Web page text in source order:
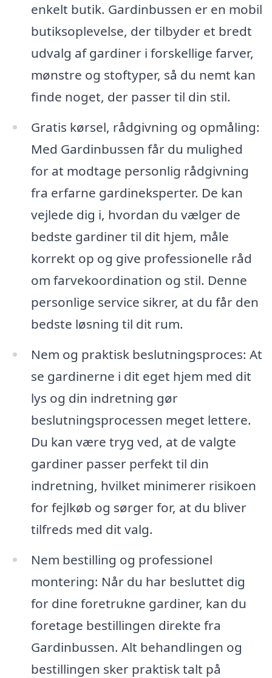
enkelt butik. Gardinbussen er en mobil
butiksoplevelse, der tilbyder et bredt
udvalg af gardiner i forskellige farver,
mønstre og stoftyper, så du nemt kan
finde noget, der passer til din stil.
Gratis kørsel, rådgivning og opmåling:
Med Gardinbussen får du mulighed
for at modtage personlig rådgivning
fra erfarne gardineksperter. De kan
vejlede dig i, hvordan du vælger de
bedste gardiner til dit hjem, måle
korrekt op og give professionelle råd
om farvekoordination og stil. Denne
personlige service sikrer, at du får den
bedste løsning til dit rum.
Nem og praktisk beslutningsproces: At
se gardinerne i dit eget hjem med dit
lys og din indretning gør
beslutningsprocessen meget lettere.
Du kan være tryg ved, at de valgte
gardiner passer perfekt til din
indretning, hvilket minimerer risikoen
for fejlkøb og sørger for, at du bliver
tilfreds med dit valg.
Nem bestilling og professionel
montering: Når du har besluttet dig
for dine foretrukne gardiner, kan du
foretage bestillingen direkte fra
Gardinbussen. Alt behandlingen og
bestillingen sker praktisk talt på